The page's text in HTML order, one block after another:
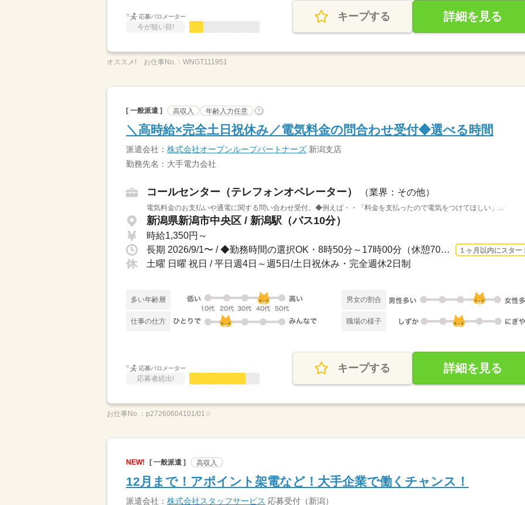
応募バロメーター
今が狙い目!
キープする 詳細を見る
オススメ! お仕事No.： WNGT111951
[ 一般派遣 ] 高収入 年齢入力任意 ?
＼高時給×完全土日祝休み／電気料金の問合わせ受付◆選べる時間
派遣会社： 株式会社オープンループパートナーズ 新潟支店
勤務先名：大手電力会社
コールセンター（テレフォンオペレーター） （業界：その他）
電気料金のお支払いや通電に関する問い合わせ受付。◆例えば・・「料金を支払ったので電気をつけてほしい」...
新潟県新潟市中央区 / 新潟駅（バス10分）
時給1,350円～
長期 2026/9/1〜 / ◆勤務時間の選択OK・8時50分～17時00分（休憩70分）・12時55分～17...
１ヶ月以内にスター
土曜 日曜 祝日 / 平日週4日～週5日/土日祝休み・完全週休2日制
多い年齢層 男女の割合
仕事の仕方 職場の様子
応募バロメーター
応募者続出!
キープする 詳細を見る
お仕事No.： p27260604101/01☆
NEW! [ 一般派遣 ] 高収入
12月まで！アポイント架電など！大手企業で働くチャンス！
派遣会社： 株式会社スタッフサービス 応募受付（新潟）